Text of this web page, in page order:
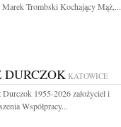
Trombski Kochający Mąż,...
DURCZOK KATOWICE
Durczok 1955-2026 założyciel i
Współpracy...